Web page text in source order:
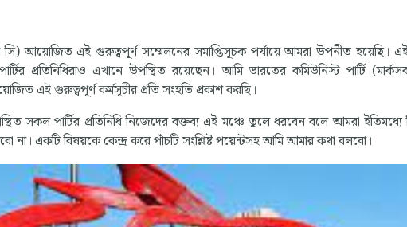
সি) আয়োজিত এই গুরুত্বপূর্ণ সম্মেলনের সমাপ্তিসূচক পর্যায়ে আমরা উপনীত হয়েছি।
প্রতিনিধিরাও এখানে উপস্থিত রয়েছেন। আমি ভারতের কমিউনিস্ট পার্টি
এই গুরুত্বপূর্ণ কর্মসূচীর প্রতি সংহতি প্রকাশ করছি।
সকল পার্টির প্রতিনিধি নিজেদের বক্তব্য এই মঞ্চে তুলে ধরবেন বলে আমরা ইতিমধ্যে
না। একটি বিষয়কে কেন্দ্র করে পাঁচটি সংশ্লিষ্ট পয়েন্টসহ আমি আমার কথা বলবো।